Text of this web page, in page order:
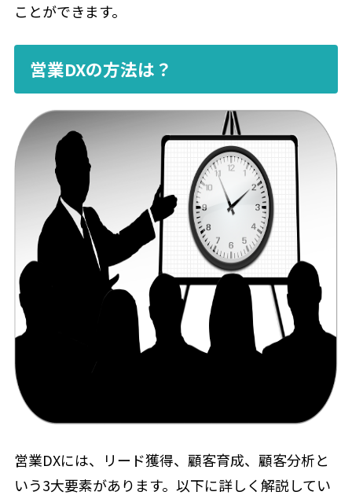
ことができます。
営業DXの方法は？
営業DXには、リード獲得、顧客育成、顧客分析と
いう3大要素があります。以下に詳しく解説してい